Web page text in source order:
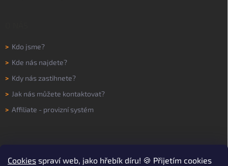
Cookies spraví web, jako hřebík díru! 🍪 Přijetím cookies
> Kdo jsme?
> Kde nás najdete?
> Kdy nás zastihnete?
> Jak nás můžete kontaktovat?
> Affiliate - provizní systém